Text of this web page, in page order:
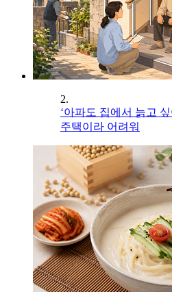
2.
‘아파도 집에서 늙고
주택이라 어려워